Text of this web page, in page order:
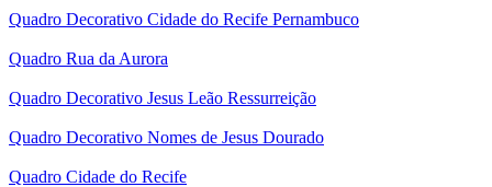
Quadro Decorativo Cidade do Recife Pernambuco
Quadro Rua da Aurora
Quadro Decorativo Jesus Leão Ressurreição
Quadro Decorativo Nomes de Jesus Dourado
Quadro Cidade do Recife